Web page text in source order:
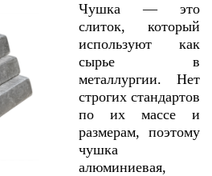
Чушка — это
слиток, который
используют как
сырье в
металлургии. Нет
строгих стандартов
по их массе и
размерам, поэтому
чушка
алюминиевая,